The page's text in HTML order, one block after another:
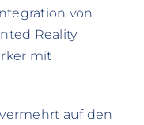
von
Reality
mit
auf den